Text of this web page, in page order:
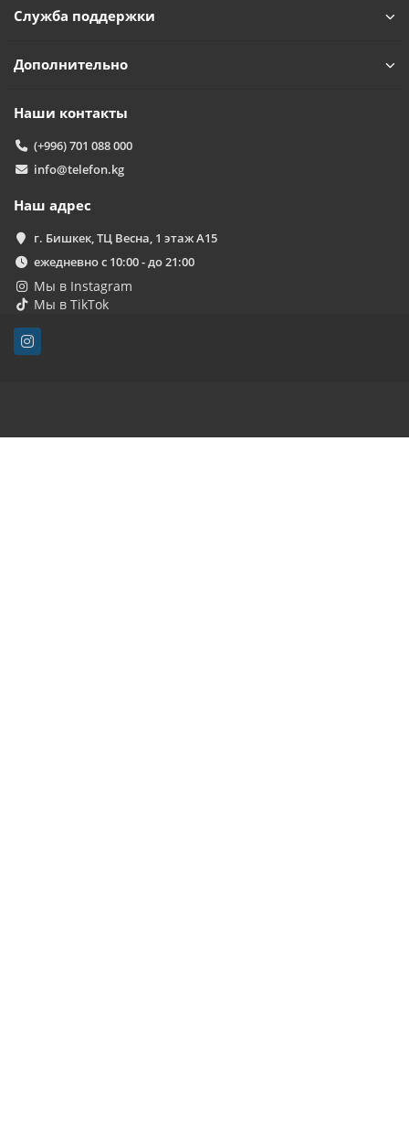
Служба поддержки
Дополнительно
Наши контакты
(+996) 701 088 000
info@telefon.kg
Наш адрес
г. Бишкек, ТЦ Весна, 1 этаж А15
ежедневно с 10:00 - до 21:00
Мы в Instagram
Мы в TikTok